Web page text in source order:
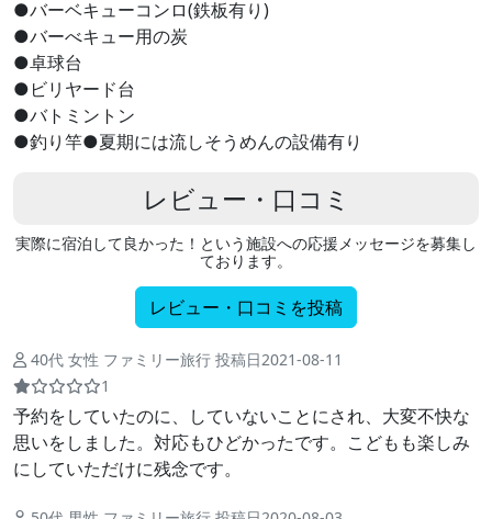
●バーベキューコンロ(鉄板有り)
●バーべキュー用の炭
●卓球台
●ビリヤード台
●バトミントン
●釣り竿●夏期には流しそうめんの設備有り
レビュー・口コミ
実際に宿泊して良かった！という施設への応援メッセージを募集し
ております。
レビュー・口コミを投稿
40代 女性 ファミリー旅行 投稿日2021-08-11
1
予約をしていたのに、していないことにされ、大変不快な
思いをしました。対応もひどかったです。こどもも楽しみ
にしていただけに残念です。